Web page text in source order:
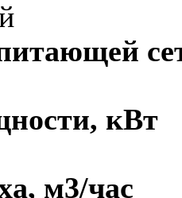
кВт
м3/час